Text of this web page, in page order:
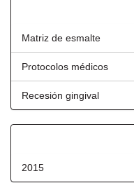
Matriz de esmalte
Protocolos médicos
Recesión gingival
2015